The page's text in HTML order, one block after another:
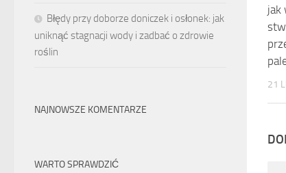
jak
21
Błędy przy doborze doniczek i osłonek: jak
uniknąć stagnacji wody i zadbać o zdrowie
roślin
NAJNOWSZE KOMENTARZE
WARTO SPRAWDZIĆ